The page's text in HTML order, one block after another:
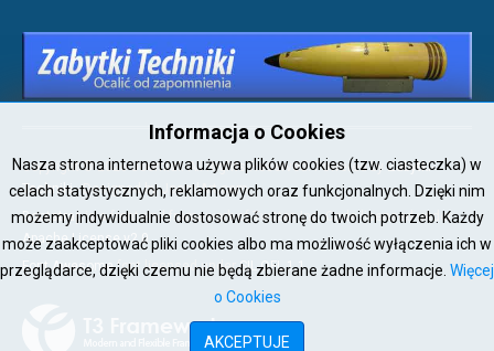
Informacja o Cookies
Nasza strona internetowa używa plików cookies (tzw. ciasteczka) w
celach statystycznych, reklamowych oraz funkcjonalnych. Dzięki nim
możemy indywidualnie dostosować stronę do twoich potrzeb. Każdy
może zaakceptować pliki cookies albo ma możliwość wyłączenia ich w
przeglądarce, dzięki czemu nie będą zbierane żadne informacje. Więcej
o Cookies
AKCEPTUJE
Copyright © 2026 Joomla!. All Rights Reserved. Powered byZabytki-
Techniki- Designed by JoomlArt.com.
Bootstrapis a front-end framework of Twitter, Inc. Code licensed under
Apache License v2.0 .
Font Awesomefont licensed underSIL OFL 1.1.